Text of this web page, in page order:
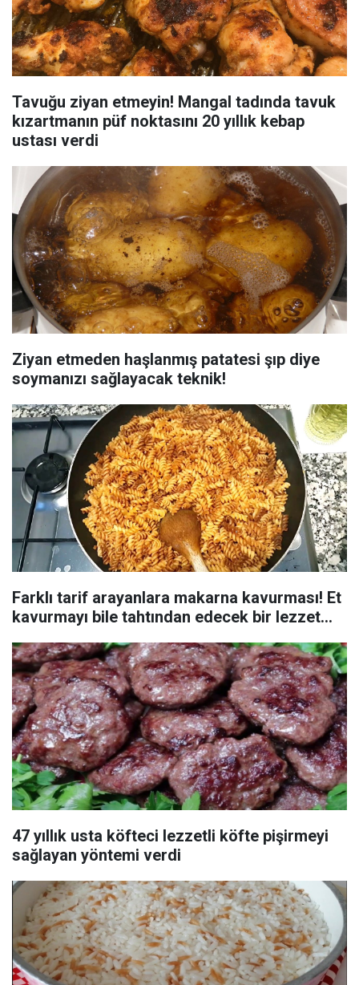
Tavuğu ziyan etmeyin! Mangal tadında tavuk
kızartmanın püf noktasını 20 yıllık kebap
ustası verdi
Ziyan etmeden haşlanmış patatesi şıp diye
soymanızı sağlayacak teknik!
Farklı tarif arayanlara makarna kavurması! Et
kavurmayı bile tahtından edecek bir lezzet...
47 yıllık usta köfteci lezzetli köfte pişirmeyi
sağlayan yöntemi verdi